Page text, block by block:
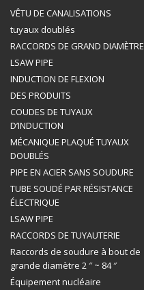
VÊTU DE CANALISATIONS
tuyaux doublés
RACCORDS DE GRAND DIAMÈTRE
LSAW PIPE
INDUCTION DE FLEXION
DES PRODUITS
COUDES DE TUYAUX
D’INDUCTION
MÉCANIQUE PLAQUÉ TUYAUX
DOUBLÉS
PIPE EN ACIER SANS SOUDURE
TUBE SOUDÉ PAR RÉSISTANCE
ÉLECTRIQUE
LSAW PIPE
RACCORDS DE TUYAUTERIE
Raccords de soudure à bout de
grande diamètre 2 ″ ~ 84 ″
Équipement nucléaire